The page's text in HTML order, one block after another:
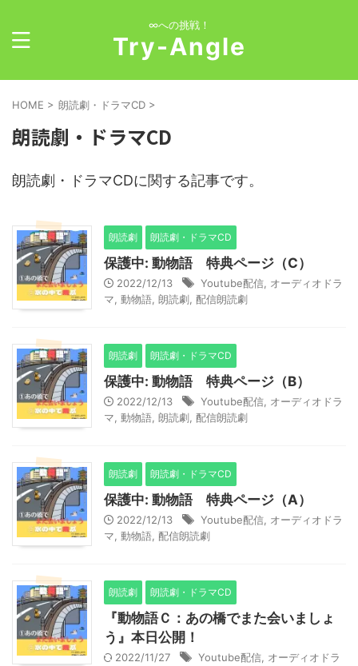
∞への挑戦！
Try-Angle
HOME > 朗読劇・ドラマCD >
朗読劇・ドラマCD
朗読劇・ドラマCDに関する記事です。
朗読劇 朗読劇・ドラマCD
保護中: 動物語 特典ページ（C）
2022/12/13 Youtube配信 オーディオドラ
マ 動物語 朗読劇 配信朗読劇
朗読劇 朗読劇・ドラマCD
保護中: 動物語 特典ページ（B）
2022/12/13 Youtube配信 オーディオドラ
マ 動物語 朗読劇 配信朗読劇
朗読劇 朗読劇・ドラマCD
保護中: 動物語 特典ページ（A）
2022/12/13 Youtube配信 オーディオドラ
マ 動物語 配信朗読劇
朗読劇 朗読劇・ドラマCD
『動物語Ｃ：あの橋でまた会いましょ
う』本日公開！
2022/11/27 Youtube配信 オーディオドラ